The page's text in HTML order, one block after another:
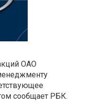
ОАО
сообщает РБК.